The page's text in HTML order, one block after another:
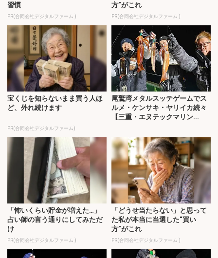
習慣
PR(合同会社デジタルファーム )
方”がこれ
PR(合同会社デジタルファーム )
宝くじを知らないまま買う人ほ
ど、外れ続けます
PR(合同会社デジタルファーム)
尾鷲湾メタルスッテゲームでス
ルメ・ケンサキ・ヤリイカ続々
【三重・エヌテックマリン...
「怖いくらい貯金が増えた…」
占い師の言う通りにしてみただ
け
PR(合同会社デジタルファーム )
「どうせ当たらない」と思って
た私が本当に当選した“買い
方”がこれ
PR(合同会社デジタルファーム )